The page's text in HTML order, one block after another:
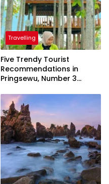
Travelling
Five Trendy Tourist
Recommendations in
Pringsewu, Number 3
President